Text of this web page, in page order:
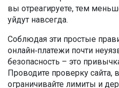
вы отреагируете, тем
уйдут навсегда.
Соблюдая эти простые
онлайн‑платежи почти
безопасность – это
Проводите проверку сайта,
ограничивайте лимиты и